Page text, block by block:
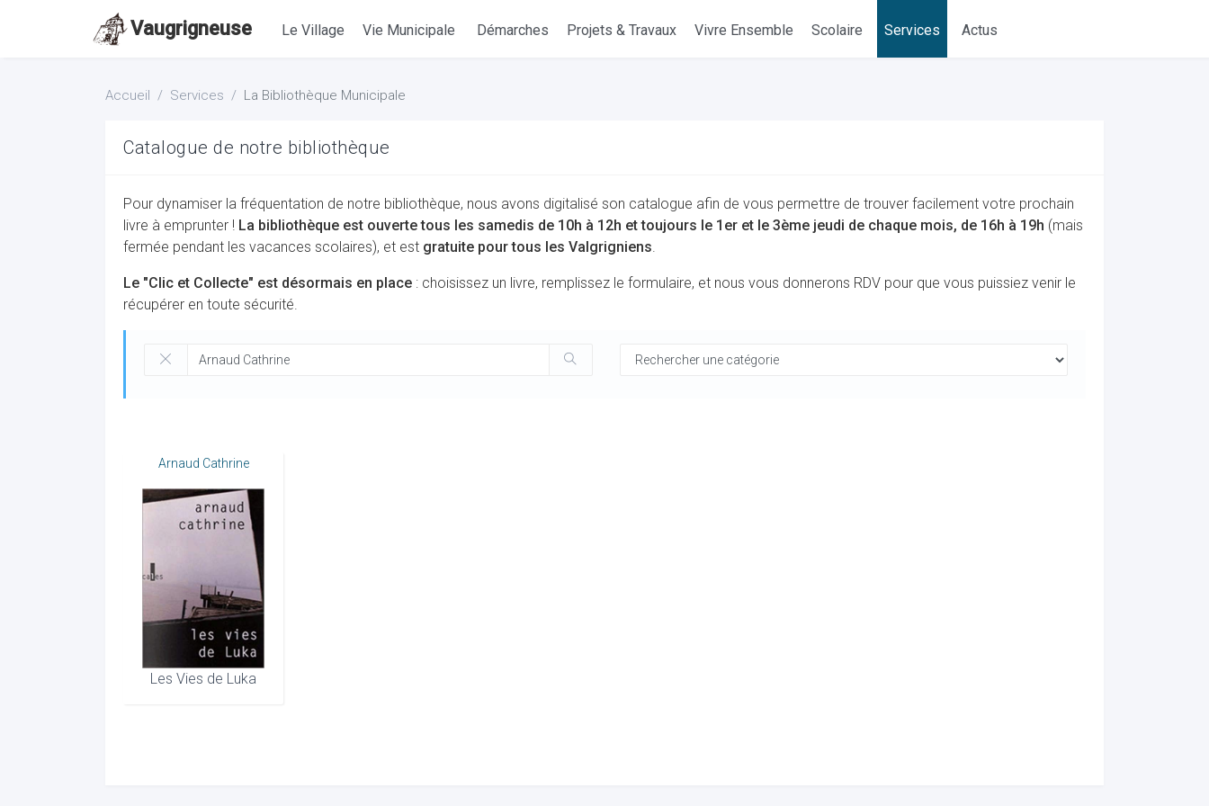
Vaugrigneuse Le Village Vie Municipale Démarches Projets & Travaux Vivre Ensemble Scolaire Services Actus
Accueil Services La Bibliothèque Municipale
Catalogue de notre bibliothèque
Pour dynamiser la fréquentation de notre bibliothèque, nous avons digitalisé son catalogue afin de vous permettre de trouver facilement votre prochain
livre à emprunter ! La bibliothèque est ouverte tous les samedis de 10h à 12h et toujours le 1er et le 3ème jeudi de chaque mois, de 16h à 19h (mais
fermée pendant les vacances scolaires), et est gratuite pour tous les Valgrigniens.
Le "Clic et Collecte" est désormais en place : choisissez un livre, remplissez le formulaire, et nous vous donnerons RDV pour que vous puissiez venir le
récupérer en toute sécurité.
Arnaud Cathrine
Les Vies de Luka